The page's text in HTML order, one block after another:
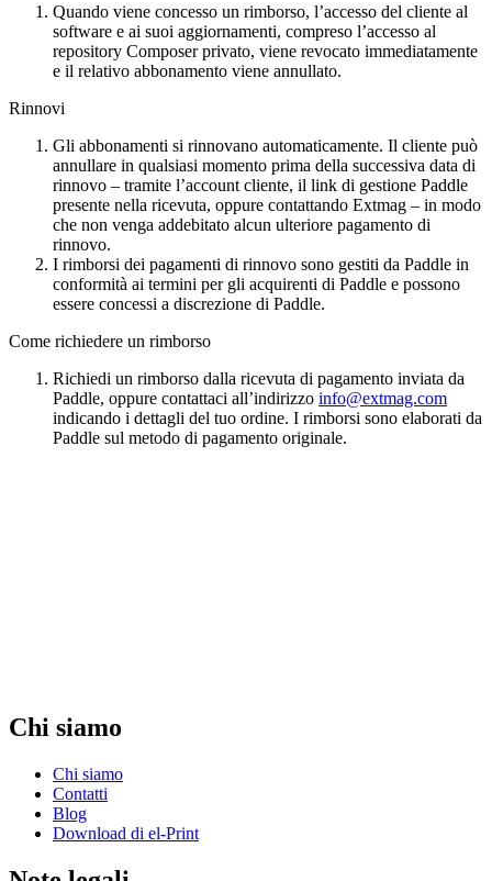
Quando viene concesso un rimborso, l’accesso del cliente al
software e ai suoi aggiornamenti, compreso l’accesso al
repository Composer privato, viene revocato immediatamente
e il relativo abbonamento viene annullato.
Rinnovi
Gli abbonamenti si rinnovano automaticamente. Il cliente può
annullare in qualsiasi momento prima della successiva data di
rinnovo – tramite l’account cliente, il link di gestione Paddle
presente nella ricevuta, oppure contattando Extmag – in modo
che non venga addebitato alcun ulteriore pagamento di
rinnovo.
I rimborsi dei pagamenti di rinnovo sono gestiti da Paddle in
conformità ai termini per gli acquirenti di Paddle e possono
essere concessi a discrezione di Paddle.
Come richiedere un rimborso
Richiedi un rimborso dalla ricevuta di pagamento inviata da
Paddle, oppure contattaci all’indirizzo info@extmag.com
indicando i dettagli del tuo ordine. I rimborsi sono elaborati da
Paddle sul metodo di pagamento originale.
Chi siamo
Chi siamo
Contatti
Blog
Download di el-Print